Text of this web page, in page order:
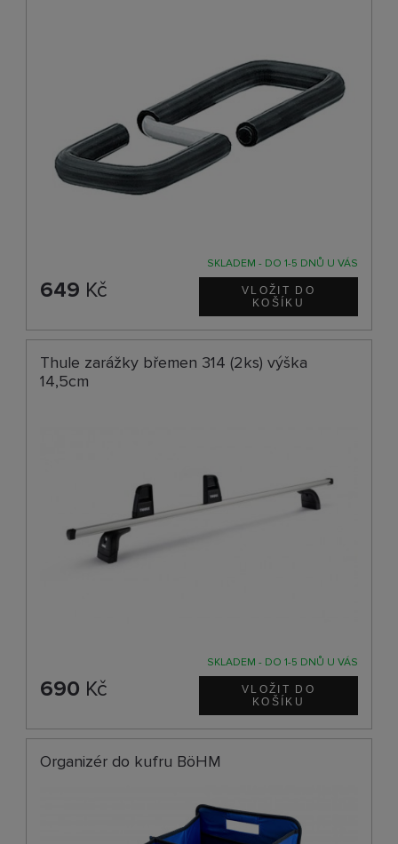
SKLADEM - DO 1-5 DNŮ U VÁS
649 Kč
Thule zarážky břemen 314 (2ks) výška
14,5cm
SKLADEM - DO 1-5 DNŮ U VÁS
690 Kč
Organizér do kufru BöHM